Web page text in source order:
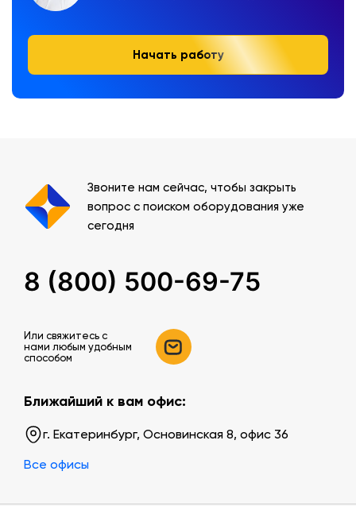
Начать работу
Звоните нам сейчас, чтобы закрыть
вопрос с поиском оборудования уже
сегодня
8 (800) 500-69-75
Или свяжитесь c
нами любым удобным
способом
Ближайший к вам офис:
г. Екатеринбург, Основинская 8, офис 36
Все офисы